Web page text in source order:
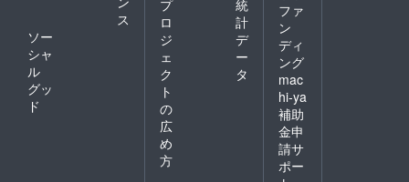
ス
ソー
シャ
ル
グッ
ド
プ
ロ
ジ
ェ
ク
ト
の
広
め
方
統
計
デ
ー
タ
ファ
ン
ディ
ング
mac
hi-ya
補助
金申
請サ
ポー